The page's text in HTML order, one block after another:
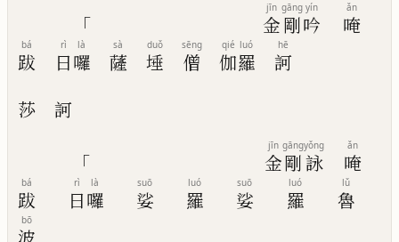
「 金
jīn
剛
gāng
吟
yín
唵
ǎn
跋
bá
日
rì
囉
là
薩
sà
埵
duǒ
僧
sēng
伽
qié
羅
luó
訶
hē
莎 訶
「 金
jīn
剛
gāng
詠
yǒng
唵
ǎn
跋
bá
日
rì
囉
là
娑
suō
羅
luó
娑
suō
羅
luó
魯
lǔ
bō